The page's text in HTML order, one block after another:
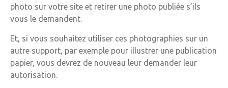
photo sur votre site et retirer une photo publiée s’ils
vous le demandent.
Et, si vous souhaitez utiliser ces photographies sur un
autre support, par exemple pour illustrer une publication
papier, vous devrez de nouveau leur demander leur
autorisation.